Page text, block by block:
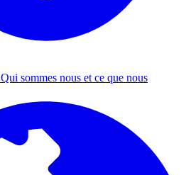
Qui sommes nous et ce que nous